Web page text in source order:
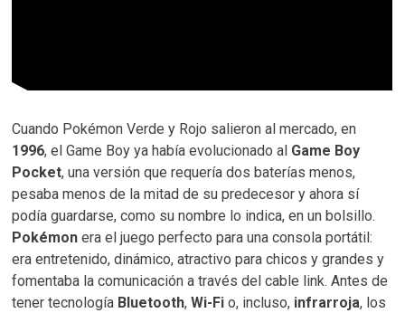
Cuando Pokémon Verde y Rojo salieron al mercado, en
1996, el Game Boy ya había evolucionado al Game Boy
Pocket, una versión que requería dos baterías menos,
pesaba menos de la mitad de su predecesor y ahora sí
podía guardarse, como su nombre lo indica, en un bolsillo.
Pokémonera el juego perfecto para una consola portátil:
era entretenido, dinámico, atractivo para chicos y grandes y
fomentaba la comunicación a través del cable link. Antes de
tener tecnología Bluetooth,Wi-Fi o, incluso, infrarroja, los